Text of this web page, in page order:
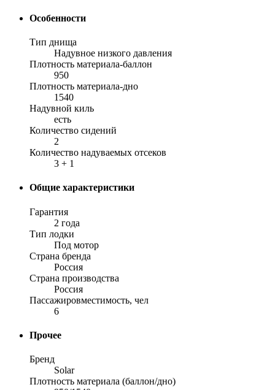
Особенности
Тип днища
Надувное низкого давления
Плотность материала-баллон
950
Плотность материала-дно
1540
Надувной киль
есть
Количество сидений
2
Количество надуваемых отсеков
3 + 1
Общие характеристики
Гарантия
2 года
Тип лодки
Под мотор
Страна бренда
Россия
Страна производства
Россия
Пассажировместимость, чел
6
Прочее
Бренд
Solar
Плотность материала (баллон/дно)